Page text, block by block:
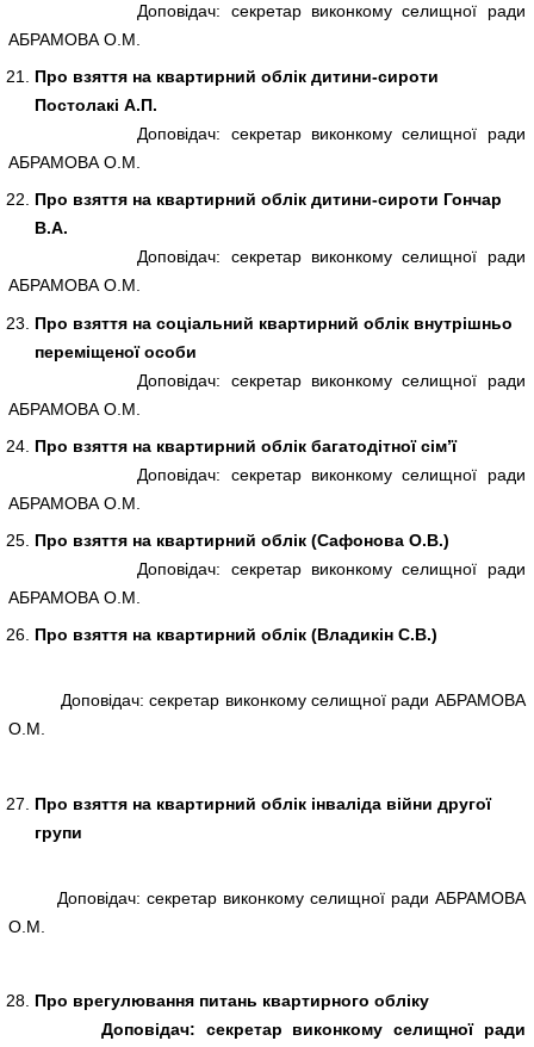
Доповідач: секретар виконкому селищної ради
АБРАМОВА О.М.
Про взяття на квартирний облік дитини-сироти
Постолакі А.П.
Доповідач: секретар виконкому селищної ради
АБРАМОВА О.М.
Про взяття на квартирний облік дитини-сироти Гончар
В.А.
Доповідач: секретар виконкому селищної ради
АБРАМОВА О.М.
Про взяття на соціальний квартирний облік внутрішньо
переміщеної особи
Доповідач: секретар виконкому селищної ради
АБРАМОВА О.М.
Про взяття на квартирний облік багатодітної сім’ї
Доповідач: секретар виконкому селищної ради
АБРАМОВА О.М.
Про взяття на квартирний облік (Сафонова О.В.)
Доповідач: секретар виконкому селищної ради
АБРАМОВА О.М.
Про взяття на квартирний облік (Владикін С.В.)
Доповідач: секретар виконкому селищної ради АБРАМОВА
О.М.
Про взяття на квартирний облік інваліда війни другої
групи
Доповідач: секретар виконкому селищної ради АБРАМОВА
О.М.
Про врегулювання питань квартирного обліку
Доповідач: секретар виконкому селищної ради